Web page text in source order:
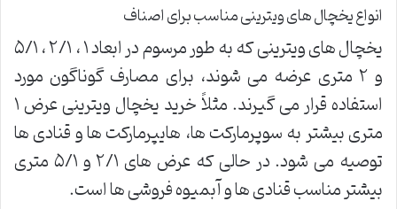
انواع یخچال های ویترینی مناسب برای اصناف
یخچال های ویترینی که به طور مرسوم در ابعاد ۱ ، ۲/۱ ، ۵/۱
و ۲ متری عرضه می شوند، برای مصارف گوناگون مورد
استفاده قرار می گیرند. مثلاً خرید یخچال ویترینی عرض ۱
متری بیشتر به سوپرمارکت ها، هایپرمارکت ها و قنادی ها
توصیه می شود. در حالی که عرض های ۲/۱ و ۵/۱ متری
بیشتر مناسب قنادی ها و آبمیوه فروشی ها است.